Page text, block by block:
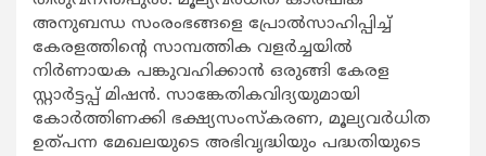
അനുബന്ധ സംരംഭങ്ങളെ പ്രോല്‍സാഹിപ്പിച്ച്
കേരളത്തിന്‍റെ സാമ്പത്തിക വളര്‍ച്ചയില്‍
നിര്‍ണായക പങ്കുവഹിക്കാന്‍ ഒരുങ്ങി കേരള
സ്റ്റാര്‍ട്ടപ്പ് മിഷന്‍. സാങ്കേതികവിദ്യയുമായി
കോര്‍ത്തിണക്കി ഭക്ഷ്യസംസ്കരണ, മൂല്യവര്‍ധിത
ഉത്പന്ന മേഖലയുടെ അഭിവൃദ്ധിയും പദ്ധതിയുടെ